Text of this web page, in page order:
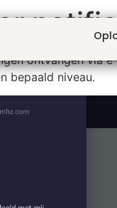
ontvangen via
bepaald niveau.